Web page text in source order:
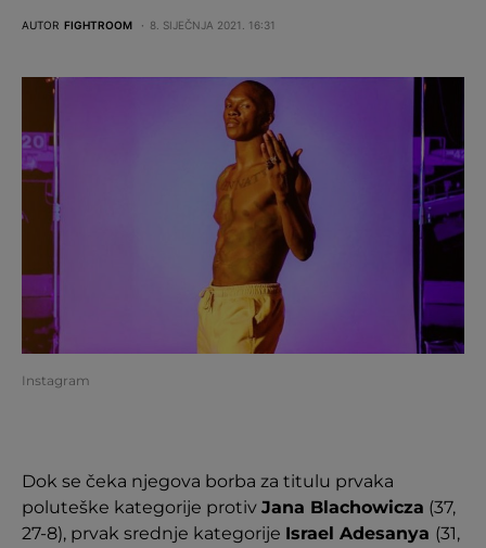
AUTOR FIGHTROOM 8. SIJEČNJA 2021. 16:31
Instagram
Dok se čeka njegova borba za titulu prvaka
poluteške kategorije protiv Jana Blachowicza (37,
27-8), prvak srednje kategorije Israel Adesanya (31,